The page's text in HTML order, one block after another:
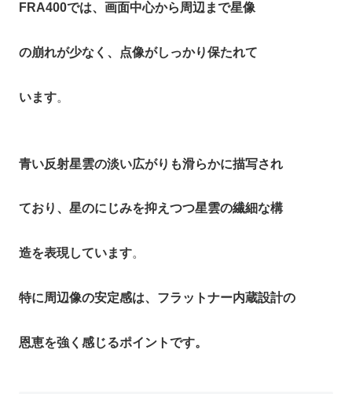
FRA400では、画面中心から周辺まで星像
の崩れが少なく、点像がしっかり保たれて
います。
青い反射星雲の淡い広がりも滑らかに描写され
ており、星のにじみを抑えつつ星雲の繊細な構
造を表現しています。
特に周辺像の安定感は、フラットナー内蔵設計の
恩恵を強く感じるポイントです。